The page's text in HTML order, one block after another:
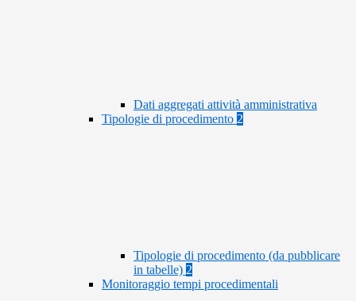
Dati aggregati attività amministrativa
Tipologie di procedimento 2
Tipologie di procedimento (da pubblicare
in tabelle) 2
Monitoraggio tempi procedimentali